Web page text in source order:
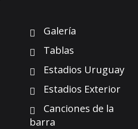
Galería
Tablas
Estadios Uruguay
Estadios Exterior
Canciones de la
barra